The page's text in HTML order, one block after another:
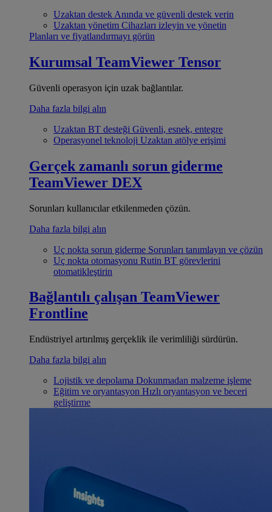
Uzaktan destek Anında ve güvenli destek verin
Uzaktan yönetim Cihazları izleyin ve yönetin
Planları ve fiyatlandırmayı görün
Kurumsal TeamViewer Tensor
Güvenli operasyon için uzak bağlantılar.
Daha fazla bilgi alın
Uzaktan BT desteği Güvenli, esnek, entegre
Operasyonel teknoloji Uzaktan atölye erişimi
Gerçek zamanlı sorun giderme
TeamViewer DEX
Sorunları kullanıcılar etkilenmeden çözün.
Daha fazla bilgi alın
Uç nokta sorun giderme Sorunları tanımlayın ve çözün
Uç nokta otomasyonu Rutin BT görevlerini
otomatikleştirin
Bağlantılı çalışan TeamViewer
Frontline
Endüstriyel artırılmış gerçeklik ile verimliliği sürdürün.
Daha fazla bilgi alın
Lojistik ve depolama Dokunmadan malzeme işleme
Eğitim ve oryantasyon Hızlı oryantasyon ve beceri
geliştirme